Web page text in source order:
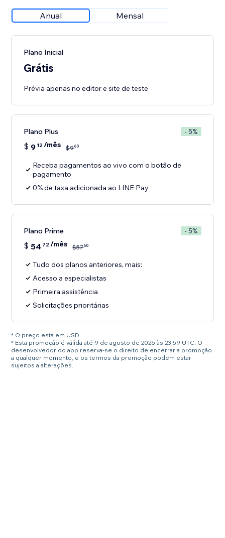
Anual Mensal
Plano Inicial
Grátis
Prévia apenas no editor e site de teste
Plano Plus - 5%
$ 9 12/mês $960
Receba pagamentos ao vivo com o botão de
pagamento
0% de taxa adicionada ao LINE Pay
Plano Prime - 5%
$ 54 72/mês $5760
Tudo dos planos anteriores, mais:
Acesso a especialistas
Primeira assistência
Solicitações prioritárias
* O preço está em USD.
* Esta promoção é válida até 9 de agosto de 2026 às 23:59 UTC. O
desenvolvedor do app reserva-se o direito de encerrar a promoção
a qualquer momento, e os termos da promoção podem estar
sujeitos a alterações.